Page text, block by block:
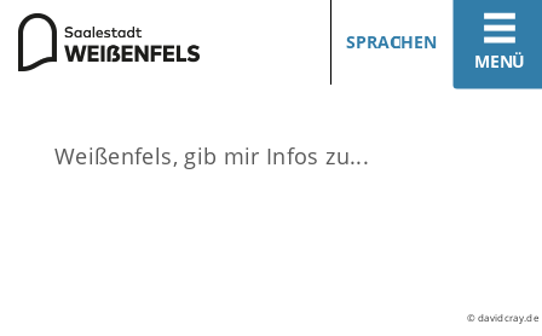
MENÜ
SPRACHEN
© davidcray.de